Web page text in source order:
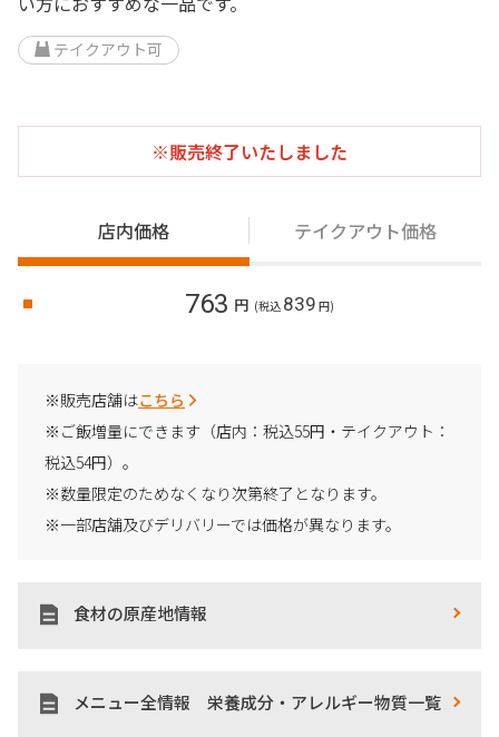
テイクアウト可
※販売終了いたしました
店内価格 テイクアウト価格
763 円 (税込 839 円)
※販売店舗はこちら
※ご飯増量にできます（店内：税込55円・テイクアウト：
税込54円）。
※数量限定のためなくなり次第終了となります。
※一部店舗及びデリバリーでは価格が異なります。
食材の原産地情報
メニュー全情報 栄養成分・アレルギー物質一覧